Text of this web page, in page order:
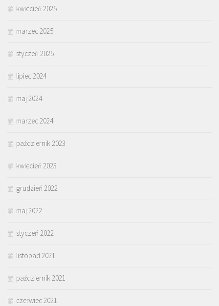
kwiecień 2025
marzec 2025
styczeń 2025
lipiec 2024
maj 2024
marzec 2024
październik 2023
kwiecień 2023
grudzień 2022
maj 2022
styczeń 2022
listopad 2021
październik 2021
czerwiec 2021